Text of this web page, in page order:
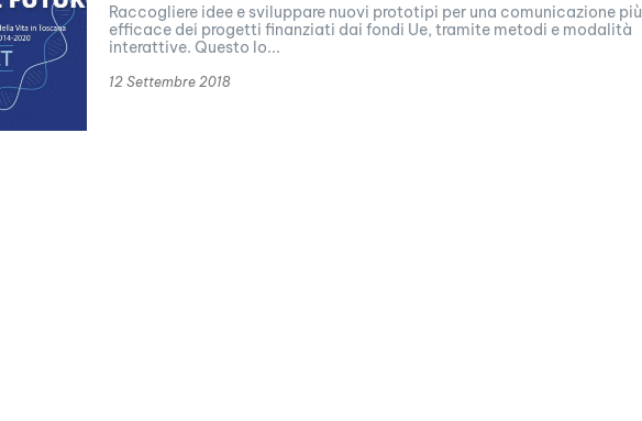
Raccogliere idee e sviluppare nuovi prototipi per una comunicazione più
efficace dei progetti finanziati dai fondi Ue, tramite metodi e modalità
interattive. Questo lo...
12 Settembre 2018